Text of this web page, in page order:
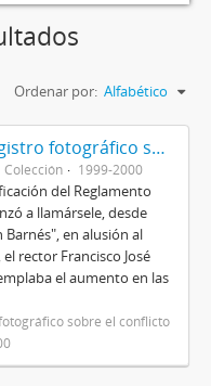
Ordenar por: Alfabético
Hemerografía y registro fotográfico sobre el conflicto universitario de 1999-2000
Colección 1999-2000
del Reglamento
a llamársele, desde
Barnés", en alusión al
rector Francisco José
el aumento en las
sobre el conflicto